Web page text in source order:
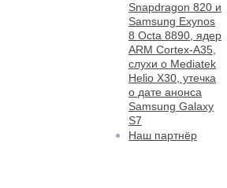
Snapdragon 820 и
Samsung Exynos
8 Octa 8890, ядер
ARM Cortex-A35,
слухи о Mediatek
Helio X30, утечка
о дате анонса
Samsung Galaxy
S7
Наш партнёр